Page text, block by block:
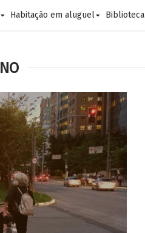
Habitação em aluguel Biblioteca